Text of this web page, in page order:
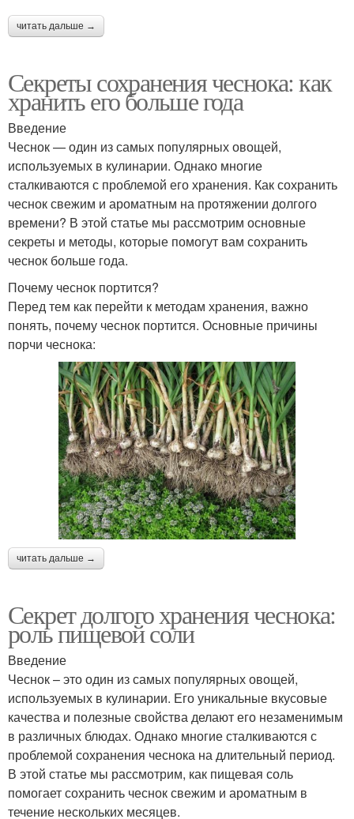
читать дальше →
Секреты сохранения чеснока: как
хранить его больше года
Введение
Чеснок — один из самых популярных овощей,
используемых в кулинарии. Однако многие
сталкиваются с проблемой его хранения. Как сохранить
чеснок свежим и ароматным на протяжении долгого
времени? В этой статье мы рассмотрим основные
секреты и методы, которые помогут вам сохранить
чеснок больше года.
Почему чеснок портится?
Перед тем как перейти к методам хранения, важно
понять, почему чеснок портится. Основные причины
порчи чеснока:
читать дальше →
Секрет долгого хранения чеснока:
роль пищевой соли
Введение
Чеснок – это один из самых популярных овощей,
используемых в кулинарии. Его уникальные вкусовые
качества и полезные свойства делают его незаменимым
в различных блюдах. Однако многие сталкиваются с
проблемой сохранения чеснока на длительный период.
В этой статье мы рассмотрим, как пищевая соль
помогает сохранить чеснок свежим и ароматным в
течение нескольких месяцев.